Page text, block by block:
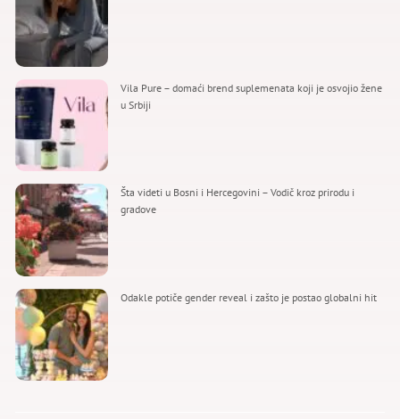
Vila Pure – domaći brend suplemenata koji je osvojio žene
u Srbiji
Šta videti u Bosni i Hercegovini – Vodič kroz prirodu i
gradove
Odakle potiče gender reveal i zašto je postao globalni hit